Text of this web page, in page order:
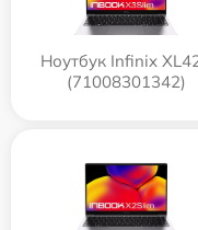
Ноутбук Infinix
(71008301342)